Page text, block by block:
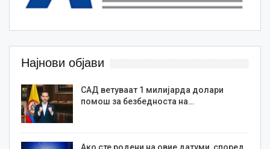
Најнови објави
САД ветуваат 1 милијарда долари
помош за безбедноста на…
Ако сте родени на овие датуми, според